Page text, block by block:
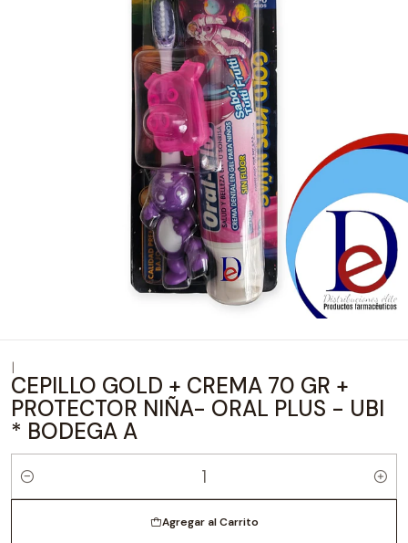
CEPILLO GOLD + CREMA 70 GR +
PROTECTOR NIÑA- ORAL PLUS - UBI
* BODEGA A
Cantidad
Agregar al Carrito